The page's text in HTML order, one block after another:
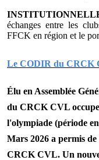
échanges entre les
FFCK en région et le
Le CODIR du CRCK
Élu en Assemblée
du CRCK CVL
l'olympiade (période
Mars 2026 a permis
CRCK CVL. Un